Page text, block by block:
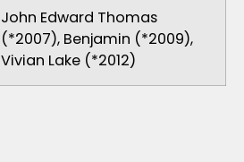
John Edward Thomas
(*2007), Benjamin (*2009),
Vivian Lake (*2012)